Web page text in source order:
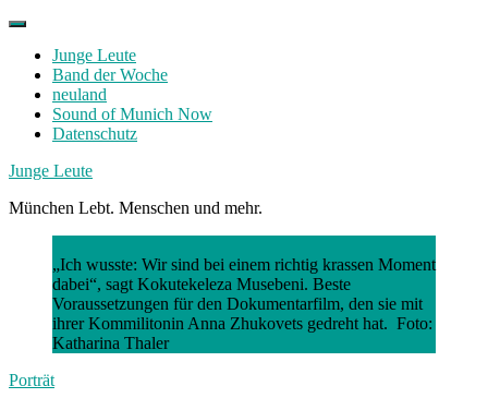
Skip
contentJunge Leute
Band der Woche
neuland
Sound of Munich Now
Datenschutz
Facebook
Twitter
Instagram
Junge Leute
München Lebt. Menschen und mehr.
„Ich wusste: Wir sind bei einem richtig krassen Moment
dabei“, sagt Kokutekeleza Musebeni. Beste
Voraussetzungen für den Dokumentarfilm, den sie mit
ihrer Kommilitonin Anna Zhukovets gedreht hat. Foto:
Katharina Thaler
Porträt